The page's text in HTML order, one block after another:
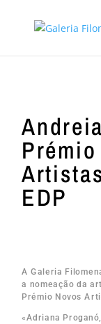
EDP
A Galeria
a nomeação da
Prémio Novos
«Adriana